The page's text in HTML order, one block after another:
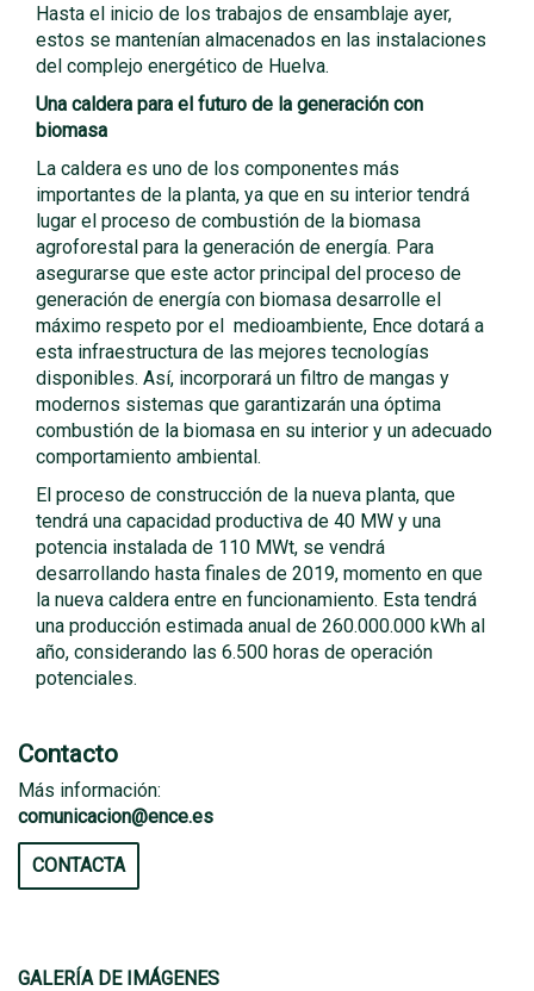
Hasta el inicio de los trabajos de ensamblaje ayer,
estos se mantenían almacenados en las instalaciones
del complejo energético de Huelva.
Una caldera para el futuro de la generación con
biomasa
La caldera es uno de los componentes más
importantes de la planta, ya que en su interior tendrá
lugar el proceso de combustión de la biomasa
agroforestal para la generación de energía. Para
asegurarse que este actor principal del proceso de
generación de energía con biomasa desarrolle el
máximo respeto por el medioambiente, Ence dotará a
esta infraestructura de las mejores tecnologías
disponibles. Así, incorporará un filtro de mangas y
modernos sistemas que garantizarán una óptima
combustión de la biomasa en su interior y un adecuado
comportamiento ambiental.
El proceso de construcción de la nueva planta, que
tendrá una capacidad productiva de 40 MW y una
potencia instalada de 110 MWt, se vendrá
desarrollando hasta finales de 2019, momento en que
la nueva caldera entre en funcionamiento. Esta tendrá
una producción estimada anual de 260.000.000 kWh al
año, considerando las 6.500 horas de operación
potenciales.
Contacto
Más información:
comunicacion@ence.es
CONTACTA
GALERÍA DE IMÁGENES